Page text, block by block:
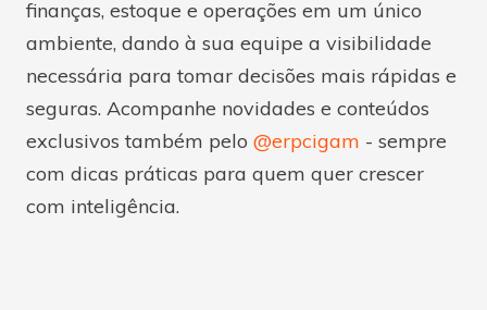
finanças, estoque e operações em um único
ambiente, dando à sua equipe a visibilidade
necessária para tomar decisões mais rápidas e
seguras. Acompanhe novidades e conteúdos
exclusivos também pelo @erpcigam - sempre
com dicas práticas para quem quer crescer
com inteligência.